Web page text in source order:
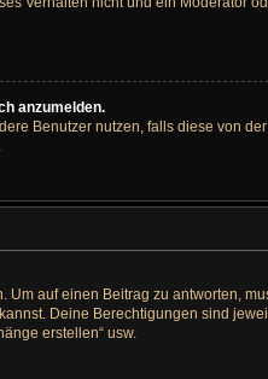
anzumelden.
Benutzer nutzen, falls diese von
auf einen Beitrag zu antworten,
Deine Berechtigungen sind
erstellen“ usw.